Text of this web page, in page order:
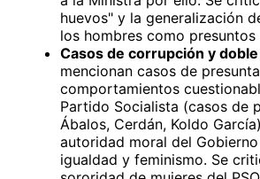
huevos" y la generalización
los hombres como presuntos
Casos de corrupción y
mencionan casos de
comportamientos
Partido Socialista (casos de
Ábalos, Cerdán, Koldo
autoridad moral del
igualdad y feminismo. Se